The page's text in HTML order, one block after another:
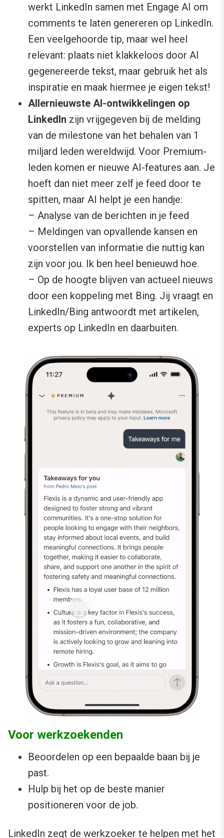
werkt LinkedIn samen met Engage AI om
comments te laten genereren op LinkedIn.
Een veelgehoorde tip, maar wel heel
relevant: plaats niet klakkeloos door AI
gegenereerde tekst, maar gebruik het als
inspiratie en maak hiermee je eigen tekst!
Allernieuwste AI-ontwikkelingen op
LinkedIn zijn vrijgegeven bij de melding
van de milestone van het behalen van 1
miljard leden wereldwijd. Voor Premium-
leden komen er nieuwe AI-features aan. Je
hoeft dan niet meer zelf je feed door te
spitten, maar AI helpt je een handje:
– Analyse van de berichten in je feed
– Meldingen van opvallende kansen en
voorstellen van informatie die nuttig kan
zijn voor jou. Ik ben heel benieuwd hoe.
– Op de hoogte blijven van actueel nieuws
door een koppeling met Bing. Jij vraagt en
LinkedIn/Bing antwoordt met artikelen,
experts op LinkedIn en daarbuiten.
Voor werkzoekenden
Beoordelen op een bepaalde baan bij je
past.
Hulp bij het op de beste manier
positioneren voor de job.
LinkedIn zegt de werkzoeker te helpen met het